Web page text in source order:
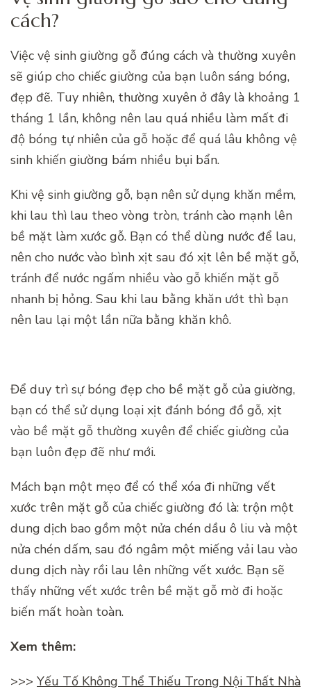
cách?
Việc vệ sinh giường gỗ đúng cách và thường xuyên
sẽ giúp cho chiếc giường của bạn luôn sáng bóng,
đẹp đẽ. Tuy nhiên, thường xuyên ở đây là khoảng 1
tháng 1 lần, không nên lau quá nhiều làm mất đi
độ bóng tự nhiên của gỗ hoặc để quá lâu không vệ
sinh khiến giường bám nhiều bụi bẩn.
Khi vệ sinh giường gỗ, bạn nên sử dụng khăn mềm,
khi lau thì lau theo vòng tròn, tránh cào mạnh lên
bề mặt làm xước gỗ. Bạn có thể dùng nước để lau,
nên cho nước vào bình xịt sau đó xịt lên bề mặt gỗ,
tránh để nước ngấm nhiều vào gỗ khiến mặt gỗ
nhanh bị hỏng. Sau khi lau bằng khăn ướt thì bạn
nên lau lại một lần nữa bằng khăn khô.
Để duy trì sự bóng đẹp cho bề mặt gỗ của giường,
bạn có thể sử dụng loại xịt đánh bóng đồ gỗ, xịt
vào bề mặt gỗ thường xuyên để chiếc giường của
bạn luôn đẹp đẽ như mới.
Mách bạn một mẹo để có thể xóa đi những vết
xước trên mặt gỗ của chiếc giường đó là: trộn một
dung dịch bao gồm một nửa chén dầu ô liu và một
nửa chén dấm, sau đó ngâm một miếng vải lau vào
dung dịch này rồi lau lên những vết xước. Bạn sẽ
thấy những vết xước trên bề mặt gỗ mờ đi hoặc
biến mất hoàn toàn.
Xem thêm:
>>> Yếu Tố Không Thể Thiếu Trong Nội Thất Nhà